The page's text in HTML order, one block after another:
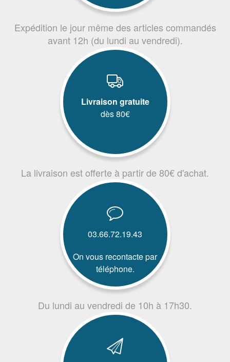
Expédition le jour même des articles commandés
avant 12h (du lundi au vendredi).
Livraison gratuite
dès 80€
La livraison est offerte à partir de 80€ d'achat.
03.66.72.19.43
On vous recontacte par
téléphone.
Du lundi au vendredi de 10h à 17h30.